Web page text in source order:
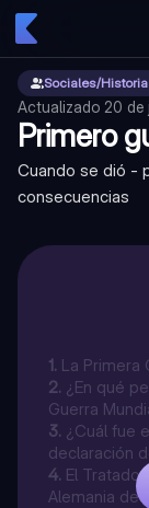
Sociales/Historia
Actualizado 20 de
Primero
Cuando se dió -
consecuencias
1. La Primera
2. ¿En qué
Guerra
3. ¿Cuál fue
declaración
4. El Tratado
Alemania